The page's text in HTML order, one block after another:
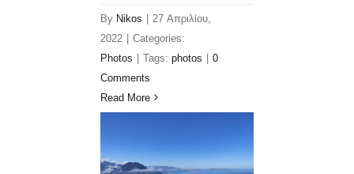
By Nikos | 27 Απριλίου,
2022 | Categories:
Photos | Tags: photos | 0
Comments
Read More